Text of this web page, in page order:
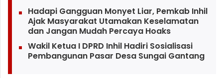
Hadapi Gangguan Monyet Liar, Pemkab Inhil
Ajak Masyarakat Utamakan Keselamatan
dan Jangan Mudah Percaya Hoaks
Wakil Ketua I DPRD Inhil Hadiri Sosialisasi
Pembangunan Pasar Desa Sungai Gantang